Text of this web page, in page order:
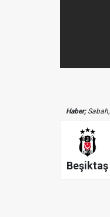
Haber;Sabah,
Beşiktaş